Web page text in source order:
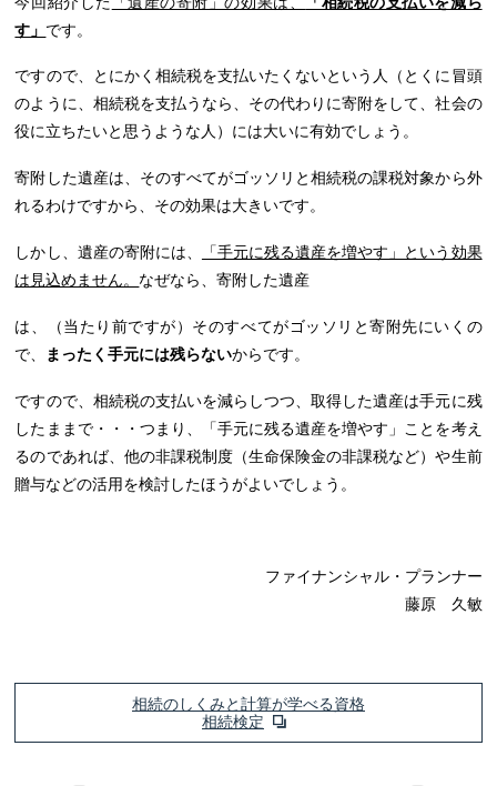
す」 です。
ですので、とにかく相続税を支払いたくないという人（とくに冒頭
のように、相続税を支払うなら、その代わりに寄附をして、社会の
役に立ちたいと思うような人）には大いに有効でしょう。
寄附した遺産は、そのすべてがゴッソリと相続税の課税対象から外
れるわけですから、その効果は大きいです。
しかし、遺産の寄附には、
「手元に残る遺産を増やす」という効果
は見込めません。 なぜなら、寄附した遺産
は、（当たり前ですが）そのすべてがゴッソリと寄附先にいくの
で、
まったく手元には残らないからです。
ですので、相続税の支払いを減らしつつ、取得した遺産は手元に残
したままで・・・つまり、「手元に残る遺産を増やす」ことを考え
るのであれば、他の非課税制度（生命保険金の非課税など）や生前
贈与などの活用を検討したほうがよいでしょう。
ファイナンシャル・プランナー
藤原 久敏
相続のしくみと計算が学べる資格
相続検定